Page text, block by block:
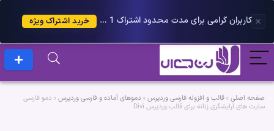
کاربران گرامی برای مدت محدود اشتراک 1 ساله پلاس را می توانید با 25 درصد تخفیف دریافت کنید. خرید اشتراک ویژه
صفحه اصلی »قالب و افزونه فارسی وردپرس » دموهای آماده و فارسی وردپرس » دمو فارسی
سایت های آرایشگری زنانه برای قالب وردپرس Divi